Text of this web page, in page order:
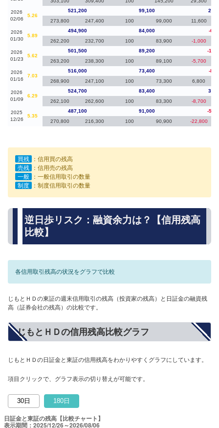
2026
02/06
5.26
521,200 99,100
273,800
247,400 100 99,000 11,600
2026
01/30
5.89
494,900 84,000
-
262,200
232,700 100 83,900 -1,000
2026
01/23
5.62
501,500 89,200
-
263,200
238,300 100 89,100 -5,700
2026
01/16
7.03
516,000 73,400
-
268,900
247,100 100 73,300 6,800
2026
01/09
6.29
524,700 83,400
262,100
262,600 100 83,300 -8,700
2025
12/26
5.35
487,100 91,000
-
270,800
216,300 100 90,900 -22,800
買残
：信用買の残高
売残
：信用売の残高
一般
：一般信用取引の数量
制度
：制度信用取引の数量
逆日歩リスク：融資余力は？【信用残高
比較】
各信用取引残高の状況をグラフで比較
じもとＨＤの東証の週末信用取引の残高（投資家の残高）と日証金の融資残
高（証券会社の残高）の比較です。
じもとＨＤの信用残高比較グラフ
じもとＨＤの日証金と東証の信用残高をわかりやすくグラフにしています。
項目クリックで、グラフ表示の切り替えが可能です。
30日 180日